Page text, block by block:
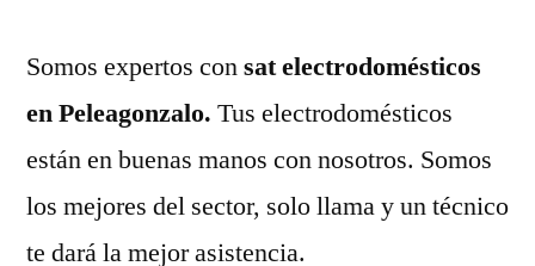
Somos expertos consat electrodomésticos
en Peleagonzalo. Tus electrodomésticos
están en buenas manos con nosotros. Somos
los mejores del sector, solo llama y un técnico
te dará la mejor asistencia.